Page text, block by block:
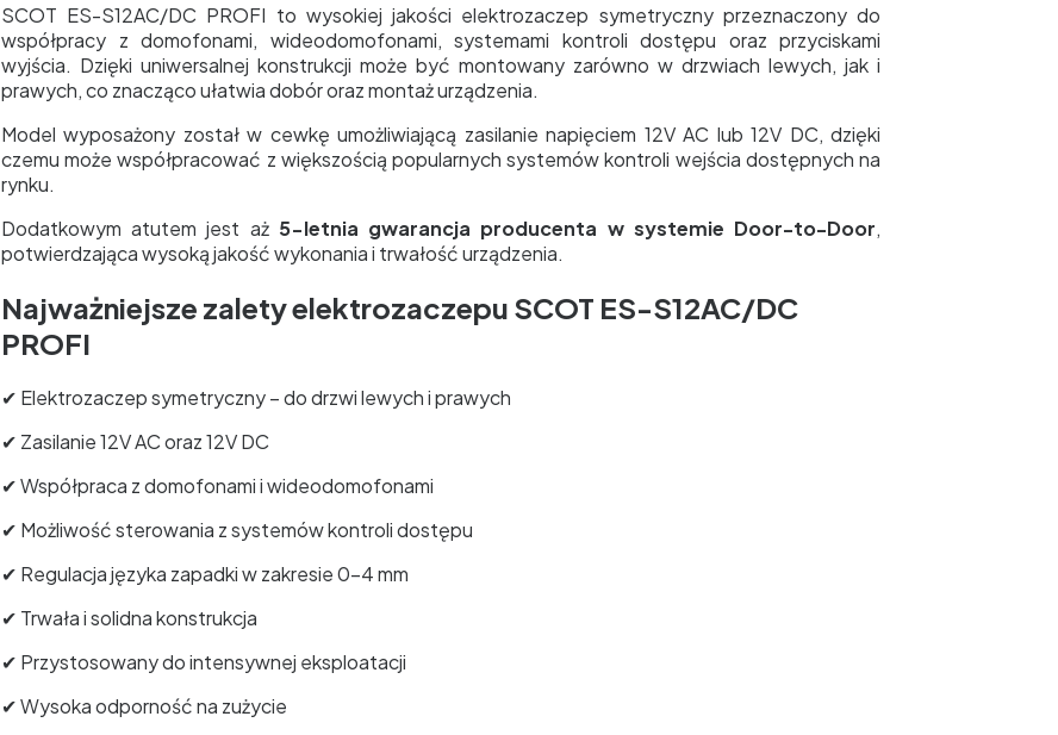
SCOT ES-S12AC/DC PROFI to wysokiej jakości elektrozaczep symetryczny przeznaczony do
współpracy z domofonami, wideodomofonami, systemami kontroli dostępu oraz przyciskami
wyjścia. Dzięki uniwersalnej konstrukcji może być montowany zarówno w drzwiach lewych, jak i
prawych, co znacząco ułatwia dobór oraz montaż urządzenia.
Model wyposażony został w cewkę umożliwiającą zasilanie napięciem 12V AC lub 12V DC, dzięki
czemu może współpracować z większością popularnych systemów kontroli wejścia dostępnych na
rynku.
Dodatkowym atutem jest aż 5-letnia gwarancja producenta w systemie Door-to-Door,
potwierdzająca wysoką jakość wykonania i trwałość urządzenia.
Najważniejsze zalety elektrozaczepu SCOT ES-S12AC/DC
PROFI
✔ Elektrozaczep symetryczny – do drzwi lewych i prawych
✔ Zasilanie 12V AC oraz 12V DC
✔ Współpraca z domofonami i wideodomofonami
✔ Możliwość sterowania z systemów kontroli dostępu
✔ Regulacja języka zapadki w zakresie 0–4 mm
✔ Trwała i solidna konstrukcja
✔ Przystosowany do intensywnej eksploatacji
✔ Wysoka odporność na zużycie